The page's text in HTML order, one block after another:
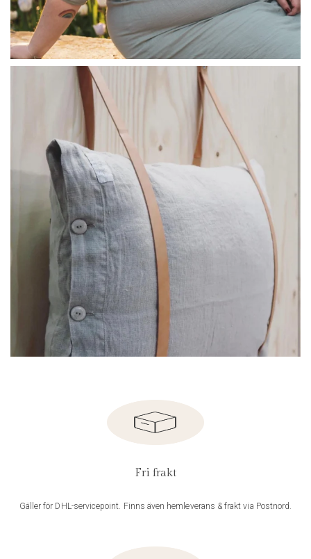
Fri frakt
Gäller för DHL-servicepoint. Finns även hemleverans & frakt via Postnord.